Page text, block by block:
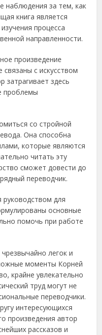
наблюдения за тем, как
книга является
процесса
направленности.
произведение
с искусством
затрагивает здесь
проблемы
со стройной
Она способна
которые являются
читать эту
сможет довести до
переводчик.
руководством для
основные
помочь при работе
легок и
моменты Корней
крайне увлекательно
труд могут не
переводчики.
интересующихся
произведения автор
рассказов и